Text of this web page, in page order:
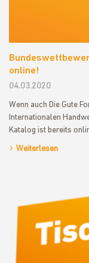
online!
04.03.2020
Wenn auch Die Gute
Internationalen
Katalog ist bereits
Weiterlesen